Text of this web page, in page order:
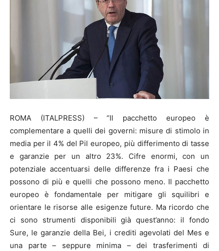
ROMA (ITALPRESS) – “Il pacchetto europeo è
complementare a quelli dei governi: misure di stimolo in
media per il 4% del Pil europeo, più differimento di tasse
e garanzie per un altro 23%. Cifre enormi, con un
potenziale accentuarsi delle differenze fra i Paesi che
possono di più e quelli che possono meno. Il pacchetto
europeo è fondamentale per mitigare gli squilibri e
orientare le risorse alle esigenze future. Ma ricordo che
ci sono strumenti disponibili già quest’anno: il fondo
Sure, le garanzie della Bei, i crediti agevolati del Mes e
una parte – seppure minima – dei trasferimenti di